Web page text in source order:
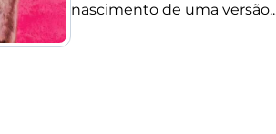
nascimento de uma